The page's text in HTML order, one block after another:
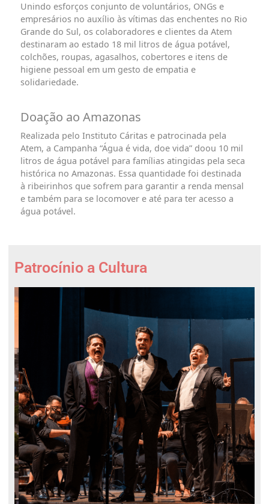
Unindo esforços conjunto de voluntários, ONGs e
empresários no auxílio às vítimas das enchentes no Rio
Grande do Sul, os colaboradores e clientes da Atem
destinaram ao estado 18 mil litros de água potável,
colchões, roupas, agasalhos, cobertores e itens de
higiene pessoal em um gesto de empatia e
solidariedade.
Doação ao Amazonas
Realizada pelo Instituto Cáritas e patrocinada pela
Atem, a Campanha “Água é vida, doe vida” doou 10 mil
litros de água potável para famílias atingidas pela seca
histórica no Amazonas. Essa quantidade foi destinada
à ribeirinhos que sofrem para garantir a renda mensal
e também para se locomover e até para ter acesso a
água potável.
Patrocínio a Cultura